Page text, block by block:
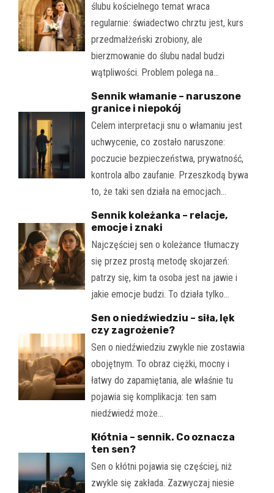
ślubu kościelnego temat wraca
regularnie: świadectwo chrztu jest, kurs
przedmałżeński zrobiony, ale
bierzmowanie do ślubu nadal budzi
wątpliwości. Problem polega na…
Sennik włamanie – naruszone
granice i niepokój
Celem interpretacji snu o włamaniu jest
uchwycenie, co zostało naruszone:
poczucie bezpieczeństwa, prywatność,
kontrola albo zaufanie. Przeszkodą bywa
to, że taki sen działa na emocjach…
Sennik koleżanka – relacje,
emocje i znaki
Najczęściej sen o koleżance tłumaczy
się przez prostą metodę skojarzeń:
patrzy się, kim ta osoba jest na jawie i
jakie emocje budzi. To działa tylko…
Sen o niedźwiedziu – siła, lęk
czy zagrożenie?
Sen o niedźwiedziu zwykle nie zostawia
obojętnym. To obraz ciężki, mocny i
łatwy do zapamiętania, ale właśnie tu
pojawia się komplikacja: ten sam
niedźwiedź może…
Kłótnia – sennik. Co oznacza
ten sen?
Sen o kłótni pojawia się częściej, niż
zwykle się zakłada. Zazwyczaj niesie